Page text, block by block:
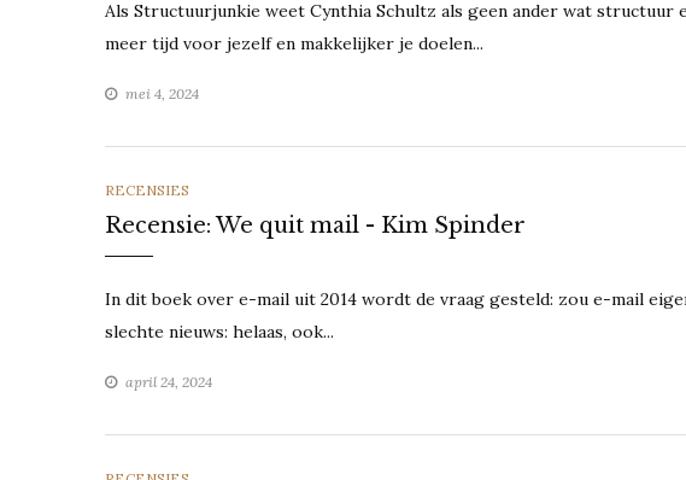
Als Structuurjunkie weet Cynthia Schultz als geen ander wat structuur
meer tijd voor jezelf en makkelijker je doelen...
mei 4, 2024
CATEGORIES
RECENSIES
Recensie: We quit mail - Kim Spinder
In dit boek over e-mail uit 2014 wordt de vraag gesteld: zou e-mail
slechte nieuws: helaas, ook...
april 24, 2024